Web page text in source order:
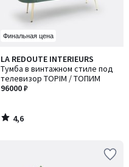
Финальная цена
LA REDOUTE INTERIEURS
Тумба в винтажном стиле под
телевизор TOPIM / ТОПИМ
96000 ₽
4,6
/ 5
4,6
/